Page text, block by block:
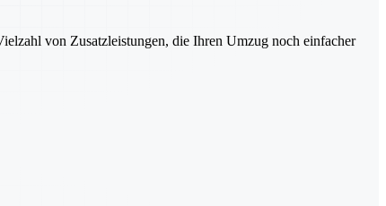
von Zusatzleistungen, die Ihren Umzug noch einfacher